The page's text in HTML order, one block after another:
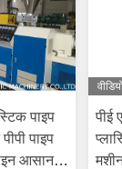
पाइप
पाइप
आसान
पीई